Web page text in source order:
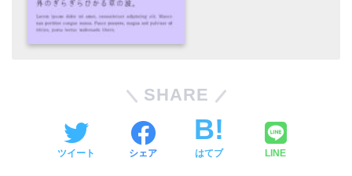
SHARE
ツイート シェア はてブ LINE